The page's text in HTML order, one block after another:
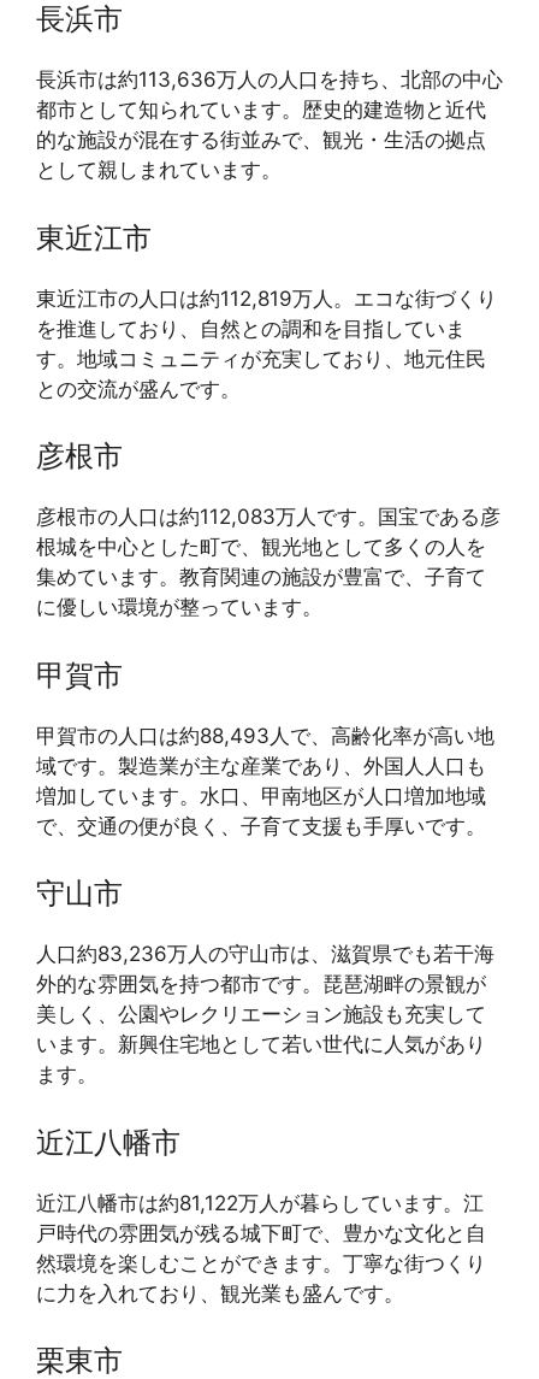
長浜市
長浜市は約113,636万人の人口を持ち、北部の中心
都市として知られています。歴史的建造物と近代
的な施設が混在する街並みで、観光・生活の拠点
として親しまれています。
東近江市
東近江市の人口は約112,819万人。エコな街づくり
を推進しており、自然との調和を目指していま
す。地域コミュニティが充実しており、地元住民
との交流が盛んです。
彦根市
彦根市の人口は約112,083万人です。国宝である彦
根城を中心とした町で、観光地として多くの人を
集めています。教育関連の施設が豊富で、子育て
に優しい環境が整っています。
甲賀市
甲賀市の人口は約88,493人で、高齢化率が高い地
域です。製造業が主な産業であり、外国人人口も
増加しています。水口、甲南地区が人口増加地域
で、交通の便が良く、子育て支援も手厚いです。
守山市
人口約83,236万人の守山市は、滋賀県でも若干海
外的な雰囲気を持つ都市です。琵琶湖畔の景観が
美しく、公園やレクリエーション施設も充実して
います。新興住宅地として若い世代に人気があり
ます。
近江八幡市
近江八幡市は約81,122万人が暮らしています。江
戸時代の雰囲気が残る城下町で、豊かな文化と自
然環境を楽しむことができます。丁寧な街つくり
に力を入れており、観光業も盛んです。
栗東市